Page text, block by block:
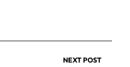
NEXT POST